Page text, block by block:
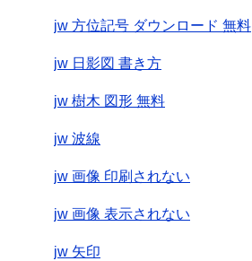
jw 方位記号 ダウンロード 無料
jw 日影図 書き方
jw 樹木 図形 無料
jw 波線
jw 画像 印刷されない
jw 画像 表示されない
jw 矢印